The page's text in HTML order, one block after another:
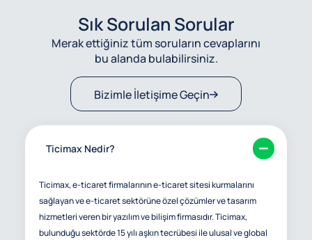
Sık Sorulan Sorular
Merak ettiğiniz tüm soruların cevaplarını
bu alanda bulabilirsiniz.
Bizimle İletişime Geçin
Ticimax Nedir?
Ticimax, e-ticaret firmalarının e-ticaret sitesi kurmalarını
sağlayan ve e-ticaret sektörüne özel çözümler ve tasarım
hizmetleri veren bir yazılım ve bilişim firmasıdır. Ticimax,
bulunduğu sektörde 15 yılı aşkın tecrübesi ile ulusal ve global